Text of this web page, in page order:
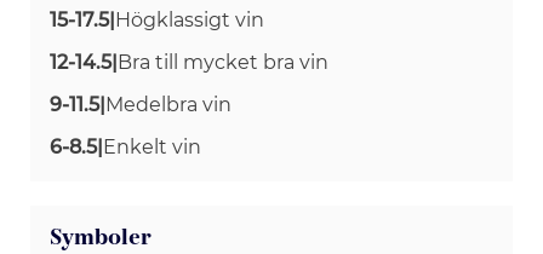
15-17.5|Högklassigt vin
12-14.5|Bra till mycket bra vin
9-11.5|Medelbra vin
6-8.5|Enkelt vin
Symboler